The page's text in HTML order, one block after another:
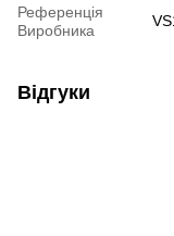
Референція
Виробника
Відгуки